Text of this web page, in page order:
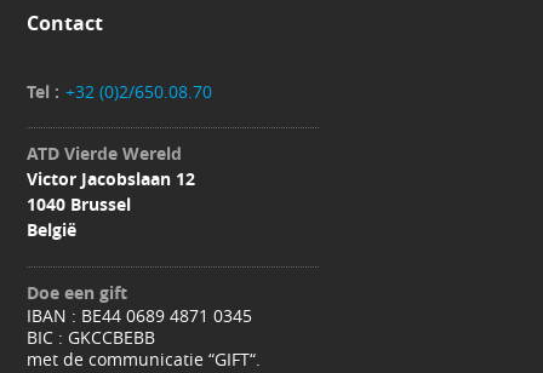
Contact
Tel : +32 (0)2/650.08.70
ATD Vierde Wereld
Victor Jacobslaan 12
1040 Brussel
België
Doe een gift
IBAN : BE44 0689 4871 0345
BIC : GKCCBEBB
met de communicatie “GIFT“.